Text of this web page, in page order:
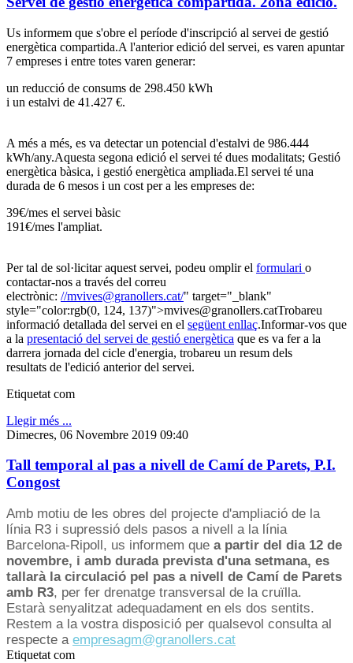
Us informem que s'obre el període d'inscripció al servei de gestió
energètica compartida.A l'anterior edició del servei, es varen apuntar
7 empreses i entre totes varen generar:
un reducció de consums de 298.450 kWh
i un estalvi de 41.427 €.
A més a més, es va detectar un potencial d'estalvi de 986.444
kWh/any.Aquesta segona edició el servei té dues modalitats; Gestió
energètica bàsica, i gestió energètica ampliada.El servei té una
durada de 6 mesos i un cost per a les empreses de:
39€/mes el servei bàsic
191€/mes l'ampliat.
Per tal de sol·licitar aquest servei, podeu omplir el formulari o
contactar-nos a través del correu
electrònic: //mvives@granollers.cat/" target="_blank"
style="color:rgb(0, 124, 137)">mvives@granollers.catTrobareu
informació detallada del servei en el següent enllaç.Informar-vos que
a la presentació del servei de gestió energètica que es va fer a la
darrera jornada del cicle d'energia, trobareu un resum dels
resultats de l'edició anterior del servei.
Etiquetat com
Llegir més ...
Dimecres, 06 Novembre 2019 09:40
Tall temporal al pas a nivell de Camí de Parets, P.I.
Congost
Amb motiu de les obres del projecte d'ampliació de la
línia R3 i supressió dels pasos a nivell a la línia
Barcelona-Ripoll, us informem que a partir del dia 12 de
novembre, i amb durada prevista d'una setmana, es
tallarà la circulació pel pas a nivell de Camí de Parets
amb R3, per fer drenatge transversal de la cruïlla.
Estarà senyalitzat adequadament en els dos sentits.
Restem a la vostra disposició per qualsevol consulta al
respecte a empresagm@granollers.cat
Etiquetat com